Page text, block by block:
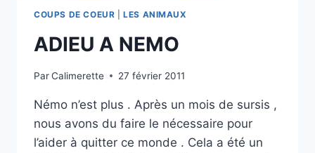
COUPS DE COEUR |LES ANIMAUX
ADIEU A NEMO
ParCalimerette 27 février 2011
Némo n’est plus . Après un mois de sursis ,
nous avons du faire le nécessaire pour
l’aider à quitter ce monde . Cela a été un